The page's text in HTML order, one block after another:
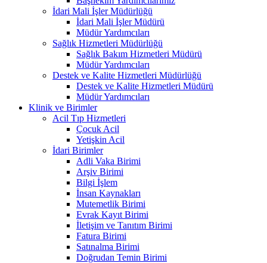
İdari Mali İşler Müdürlüğü
İdari Mali İşler Müdürü
Müdür Yardımcıları
Sağlık Hizmetleri Müdürlüğü
Sağlık Bakım Hizmetleri Müdürü
Müdür Yardımcıları
Destek ve Kalite Hizmetleri Müdürlüğü
Destek ve Kalite Hizmetleri Müdürü
Müdür Yardımcıları
Klinik ve Birimler
Acil Tıp Hizmetleri
Çocuk Acil
Yetişkin Acil
İdari Birimler
Adli Vaka Birimi
Arşiv Birimi
Bilgi İşlem
İnsan Kaynakları
Mutemetlik Birimi
Evrak Kayıt Birimi
İletişim ve Tanıtım Birimi
Fatura Birimi
Satınalma Birimi
Doğrudan Temin Birimi